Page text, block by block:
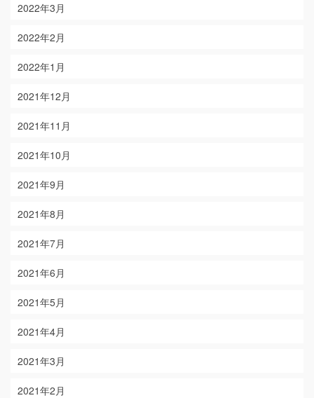
2022年3月
2022年2月
2022年1月
2021年12月
2021年11月
2021年10月
2021年9月
2021年8月
2021年7月
2021年6月
2021年5月
2021年4月
2021年3月
2021年2月